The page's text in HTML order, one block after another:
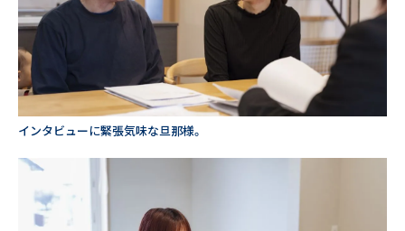
インタビューに緊張気味な旦那様。